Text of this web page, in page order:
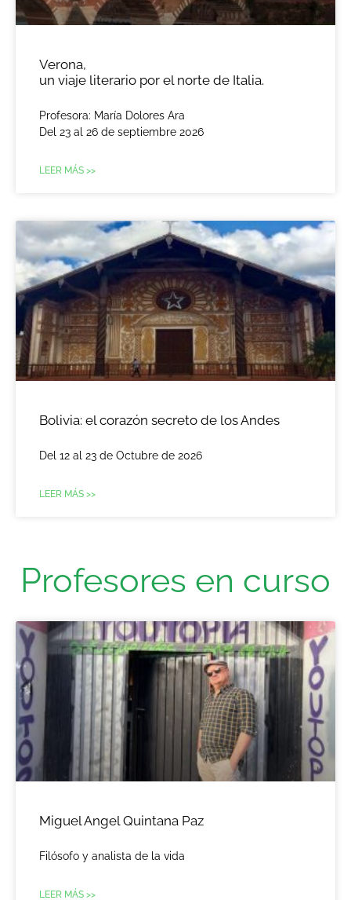
Verona,
un viaje literario por el norte de Italia.
Profesora: María Dolores Ara
Del 23 al 26 de septiembre 2026
LEER MÁS >>
Bolivia: el corazón secreto de los Andes
Del 12 al 23 de Octubre de 2026
LEER MÁS >>
Profesores en curso
Miguel Angel Quintana Paz
Filósofo y analista de la vida
LEER MÁS >>